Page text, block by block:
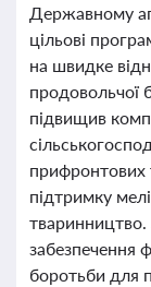
Державному
цільові
на швидке
продовольчої
підвищив
прифронтових
підтримку
забезпечення
боротьби для